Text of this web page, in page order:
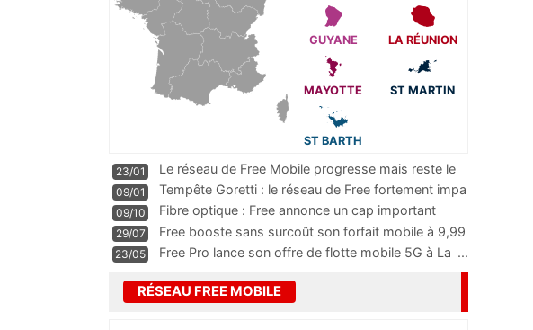
GUYANE LA RÉUNION
MAYOTTE ST MARTIN
ST BARTH
23/01
Le réseau de Free Mobile progresse mais reste le
m
...
09/01
Tempête Goretti : le réseau de Free fortement impa
09/10
Fibre optique : Free annonce un cap important
pass
...
29/07
Free booste sans surcoût son forfait mobile à 9,99
23/05 Free Pro lance son offre de flotte mobile 5G à La ...
RÉSEAU FREE MOBILE